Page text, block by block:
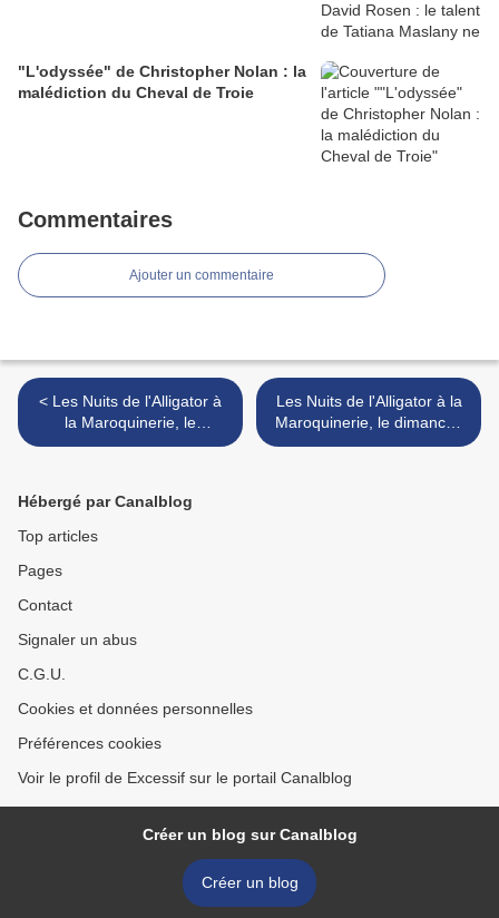
"L'odyssée" de Christopher Nolan : la
malédiction du Cheval de Troie
Commentaires
Ajouter un commentaire
< Les Nuits de l'Alligator à
la Maroquinerie, le
dimanche 9 février : Gliz
Les Nuits de l'Alligator à la
Maroquinerie, le dimanche
9 février : King Khan's
Hébergé par Canalblog
Top articles
Pages
Contact
Signaler un abus
C.G.U.
Cookies et données personnelles
Préférences cookies
Voir le profil de Excessif sur le portail Canalblog
Créer un blog sur Canalblog
Créer un blog